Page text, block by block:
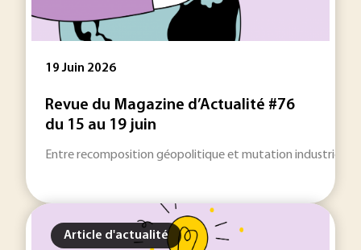
19 Juin 2026
Revue du Magazine d’Actualité #76
du 15 au 19 juin
Entre recomposition géopolitique et mutation industrielle,
Article d'actualité